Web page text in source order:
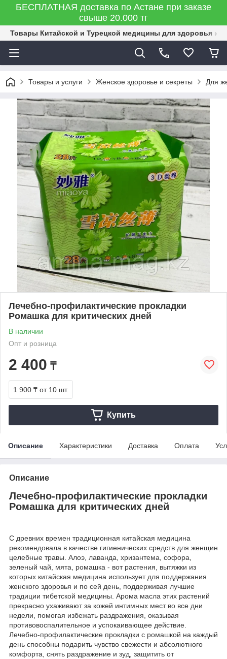
БЕСПЛАТНАЯ доставка по Астане при заказе
свыше 20.000 тг
Товары Китайской и Турецкой медицины для здоровья и
Товары и услуги Женское здоровье и секреты Для
Лечебно-профилактические прокладки
Ромашка для критических дней
В наличии
Опт и розница
2 400 ₸
1 900 ₸ от 10 шт.
Купить
Описание Характеристики Доставка Оплата
Описание
Лечебно-профилактические прокладки
Ромашка для критических дней
С древних времен традиционная китайская медицина
рекомендовала в качестве гигиенических средств для женщин
целебные травы. Алоэ, лаванда, хризантема, софора,
зеленый чай, мята, ромашка - вот растения, вытяжки из
которых китайская медицина использует для поддержания
женского здоровья и по сей день, поддерживая лучшие
традиции тибетской медицины. Арома масла этих растений
прекрасно ухаживают за кожей интимных мест во все дни
недели, помогая избежать раздражения, оказывая
противовоспалительное и успокаивающее действие.
Лечебно-профилактические прокладки с ромашкой на каждый
день способны подарить чувство свежести и абсолютного
комфорта, снять раздражение и зуд, защитить от